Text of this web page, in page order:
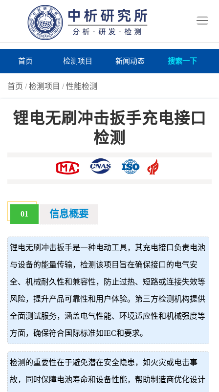
首页 检测项目 新闻动态 搜索一下
首页 /检测项目 /性能检测
锂电无刷冲击扳手充电接口
检测
01 信息概要
锂电无刷冲击扳手是一种电动工具，其充电接口负责电池
与设备的能量传输，检测该项目旨在确保接口的电气安
全、机械耐久性和兼容性，防止过热、短路或连接失效等
风险，提升产品可靠性和用户体验。第三方检测机构提供
全面测试服务，涵盖电气性能、环境适应性和机械强度等
方面，确保符合国际标准如IEC和要求。
检测的重要性在于避免潜在安全隐患，如火灾或电击事
故，同时保障电池寿命和设备性能，帮助制造商优化设计
伪
查
询